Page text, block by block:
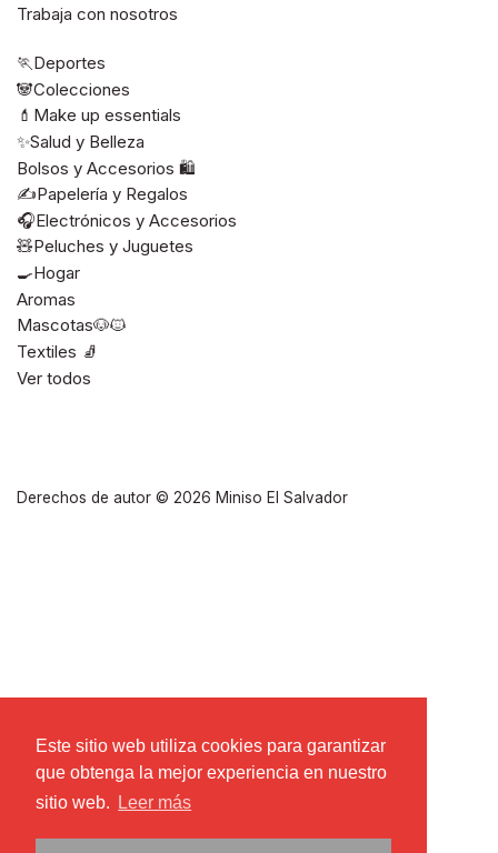
Este sitio web utiliza cookies para garantizar
que obtenga la mejor experiencia en nuestro
sitio web.
Leer más
Este sitio web utiliza cookies para garantizar
que obtenga la mejor experiencia en nuestro
sitio web.
Leer más
Trabaja con nosotros
🏃Deportes
🐼Colecciones
💄Make up essentials
✨Salud y Belleza
Bolsos y Accesorios 🛍️
✍️Papelería y Regalos
🎧Electrónicos y Accesorios
🧸Peluches y Juguetes
🍳Hogar
Aromas
Mascotas🐶🐱
Textiles 🧦
Ver todos
Derechos de autor © 2026 Miniso El Salvador